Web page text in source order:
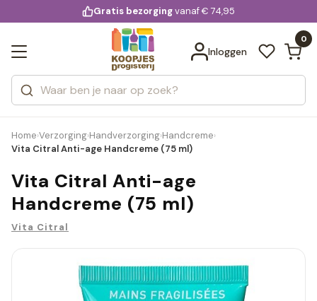
voor 20:00 uur besteld
Gratis bezorgingvanaf € 74,95
Inloggen
0
Zoeken
Categorieën
Merken
Bekijk alle resultaten
Home›Verzorging›Handverzorging›Handcreme›
Vita Citral Anti-age Handcreme (75 ml)
Vita Citral Anti-age
Handcreme (75 ml)
Vita Citral